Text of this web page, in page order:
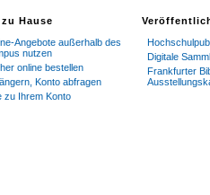
zu Hause
Angebote außerhalb des
nutzen
online bestellen
Konto abfragen
zu Ihrem Konto
Digitale
Frankfurter